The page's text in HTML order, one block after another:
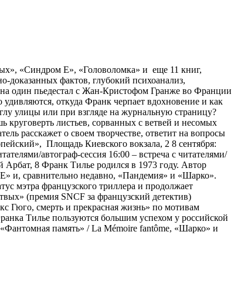
«Синдром Е», «Головоломка» и еще 11 книг,
доказанных фактов, глубокий психоанализ,
один пьедестал с Жан-Кристофом Гранже во Франции
откуда Франк черпает вдохновение и как
улицы или при взгляде на журнальную страницу?
листьев, сорванных с ветвей и несомых
расскажет о своем творчестве, ответит на вопросы
Площадь Киевского вокзала, 2 8 сентября:
автограф-сессия 16:00 – встреча с читателями/
8 Франк Тилье родился в 1973 году. Автор
и, сравнительно недавно, «Пандемия» и «Шарко».
мэтра французского триллера и продолжает
(премия SNCF за французский детектив)
Гюго, смерть и прекрасная жизнь» по мотивам
Тилье пользуются большим успехом у российской
память» / La Mémoire fantôme, «Шарко» и